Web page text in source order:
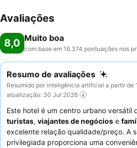
Avaliações
8,0 Muito boa
com base em 16.374 pontuações nos
Resumo de avaliações
Resumido por inteligência artificial a partir de
atualização: 30 Jul 2026
Este hotel é um centro urbano versátil
turistas, viajantes de negócios e
excelente relação qualidade/preço. A
privilegiada proporciona uma